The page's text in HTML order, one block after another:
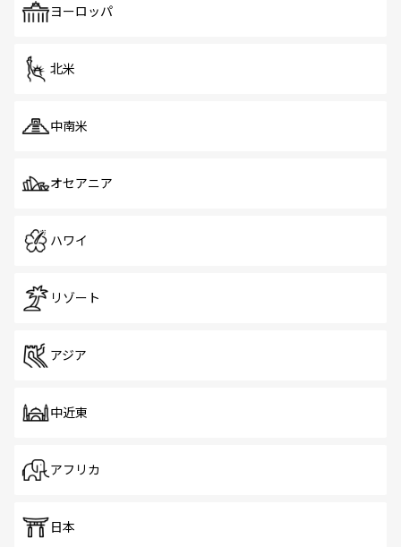
で、ホーカーズは地元の風情を楽しめる外せないスポット
ヨーロッパ
北米
中南米
オセアニア
ハワイ
リゾート
アジア
中近東
アフリカ
日本